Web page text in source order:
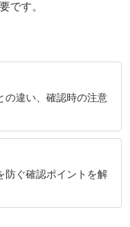
です。
の違い、確認時の注意
防ぐ確認ポイントを解